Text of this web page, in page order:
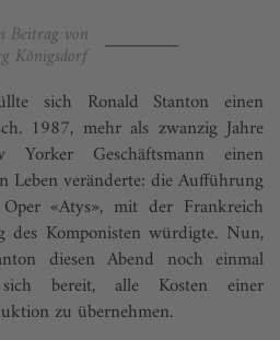
Beitrag von
Königsdorf
sich Ronald Stanton einen
1987, mehr als zwanzig Jahre
Geschäftsmann einen
Leben veränderte: die Aufführung
«Atys», mit der Frankreich
des Komponisten würdigte. Nun,
diesen Abend noch einmal
bereit, alle Kosten einer
zu übernehmen.